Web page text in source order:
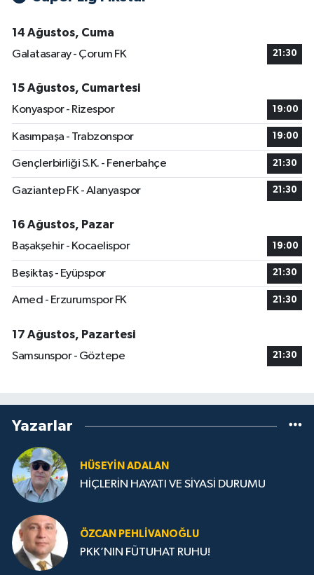
14 Ağustos, Cuma
Galatasaray - Çorum FK
21:30
15 Ağustos, Cumartesi
Konyaspor - Rizespor
19:00
Kasımpaşa - Trabzonspor 19:00
Gençlerbirliği S.K. - Fenerbahçe 21:30
Gaziantep FK - Alanyaspor 21:30
16 Ağustos, Pazar
Başakşehir - Kocaelispor
19:00
Beşiktaş - Eyüpspor 21:30
Amed - Erzurumspor FK 21:30
17 Ağustos, Pazartesi
Samsunspor - Göztepe
21:30
Yazarlar
HÜSEYIN ADALAN
HİÇLERİN HAYATI VE SİYASİ DURUMU
ÖZCAN PEHLIVANOĞLU
PKK’NIN FÜTUHAT RUHU!